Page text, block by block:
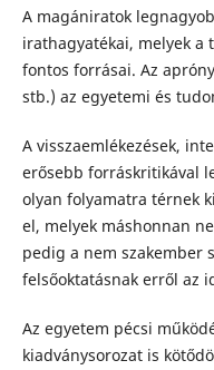
A magániratok
irathagyatékai, melyek a
fontos forrásai. Az
stb.) az egyetemi és
A visszaemlékezések,
erősebb forráskritikával
olyan folyamatra térnek
el, melyek máshonnan
pedig a nem szakember
felsőoktatásnak erről az
Az egyetem pécsi
kiadványsorozat is